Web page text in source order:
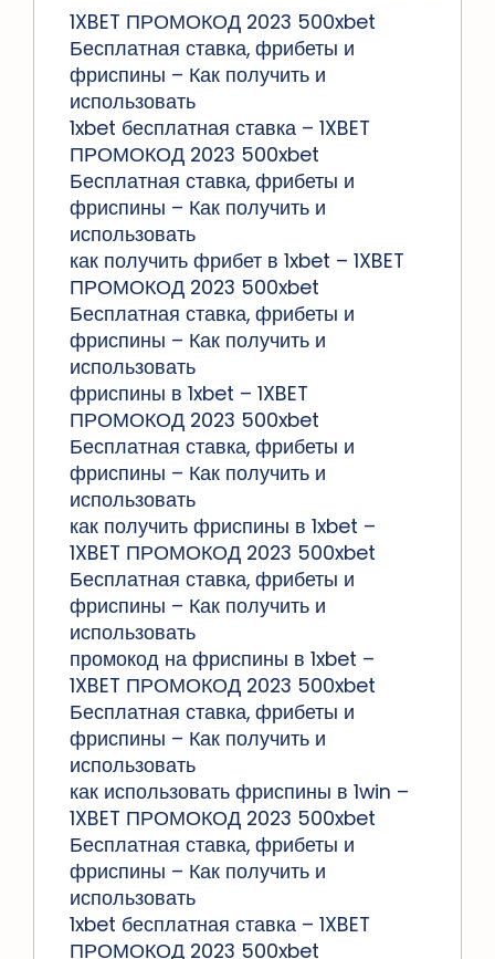
1XBET ПРОМОКОД 2023 500xbet
Бесплатная ставка, фрибеты и
фриспины – Как получить и
использовать
1xbet бесплатная ставка – 1XBET
ПРОМОКОД 2023 500xbet
Бесплатная ставка, фрибеты и
фриспины – Как получить и
использовать
как получить фрибет в 1xbet – 1XBET
ПРОМОКОД 2023 500xbet
Бесплатная ставка, фрибеты и
фриспины – Как получить и
использовать
фриспины в 1xbet – 1XBET
ПРОМОКОД 2023 500xbet
Бесплатная ставка, фрибеты и
фриспины – Как получить и
использовать
как получить фриспины в 1xbet –
1XBET ПРОМОКОД 2023 500xbet
Бесплатная ставка, фрибеты и
фриспины – Как получить и
использовать
промокод на фриспины в 1xbet –
1XBET ПРОМОКОД 2023 500xbet
Бесплатная ставка, фрибеты и
фриспины – Как получить и
использовать
как использовать фриспины в 1win –
1XBET ПРОМОКОД 2023 500xbet
Бесплатная ставка, фрибеты и
фриспины – Как получить и
использовать
1xbet бесплатная ставка – 1XBET
ПРОМОКОД 2023 500xbet